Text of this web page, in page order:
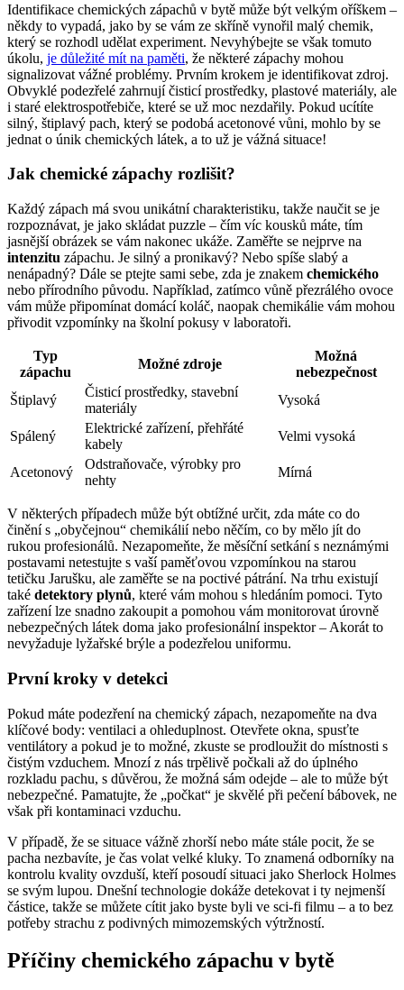
Identifikace chemických zápachů v bytě může být velkým oříškem –
někdy to vypadá, jako by se vám ze skříně vynořil malý chemik,
který se rozhodl udělat experiment. Nevyhýbejte se však tomuto
úkolu, je důležité mít na paměti, že některé zápachy mohou
signalizovat vážné problémy. Prvním krokem je identifikovat zdroj.
Obvyklé podezřelé zahrnují čisticí prostředky, plastové materiály, ale
i staré elektrospotřebiče, které se už moc nezdařily. Pokud ucítíte
silný, štiplavý pach, který se podobá acetonové vůni, mohlo by se
jednat o únik chemických látek, a to už je vážná situace!
Jak chemické zápachy rozlišit?
Každý zápach má svou unikátní charakteristiku, takže naučit se je
rozpoznávat, je jako skládat puzzle – čím víc kousků máte, tím
jasnější obrázek se vám nakonec ukáže. Zaměřte se nejprve na
intenzitu zápachu. Je silný a pronikavý? Nebo spíše slabý a
nenápadný? Dále se ptejte sami sebe, zda je znakem chemického
nebo přírodního původu. Například, zatímco vůně přezrálého ovoce
vám může připomínat domácí koláč, naopak chemikálie vám mohou
přivodit vzpomínky na školní pokusy v laboratoři.
Typ
zápachu
Možné zdroje
Možná
nebezpečnost
Štiplavý
Čisticí prostředky, stavební
materiály
Vysoká
Spálený
Elektrické zařízení, přehřáté
kabely
Velmi vysoká
Acetonový
Odstraňovače, výrobky pro
nehty
Mírná
V některých případech může být obtížné určit, zda máte co do
činění s „obyčejnou“ chemikálií nebo něčím, co by mělo jít do
rukou profesionálů. Nezapomeňte, že měsíční setkání s neznámými
postavami netestujte s vaší paměťovou vzpomínkou na starou
tetičku Jarušku, ale zaměřte se na poctivé pátrání. Na trhu existují
také detektory plynů, které vám mohou s hledáním pomoci. Tyto
zařízení lze snadno zakoupit a pomohou vám monitorovat úrovně
nebezpečných látek doma jako profesionální inspektor – Akorát to
nevyžaduje lyžařské brýle a podezřelou uniformu.
První kroky v detekci
Pokud máte podezření na chemický zápach, nezapomeňte na dva
klíčové body: ventilaci a ohleduplnost. Otevřete okna, spusťte
ventilátory a pokud je to možné, zkuste se prodloužit do místnosti s
čistým vzduchem. Mnozí z nás trpělivě počkali až do úplného
rozkladu pachu, s důvěrou, že možná sám odejde – ale to může být
nebezpečné. Pamatujte, že „počkat“ je skvělé při pečení bábovek, ne
však při kontaminaci vzduchu.
V případě, že se situace vážně zhorší nebo máte stále pocit, že se
pacha nezbavíte, je čas volat velké kluky. To znamená odborníky na
kontrolu kvality ovzduší, kteří posoudí situaci jako Sherlock Holmes
se svým lupou. Dnešní technologie dokáže detekovat i ty nejmenší
částice, takže se můžete cítit jako byste byli ve sci-fi filmu – a to bez
potřeby strachu z podivných mimozemských výtržností.
Příčiny chemického zápachu v bytě